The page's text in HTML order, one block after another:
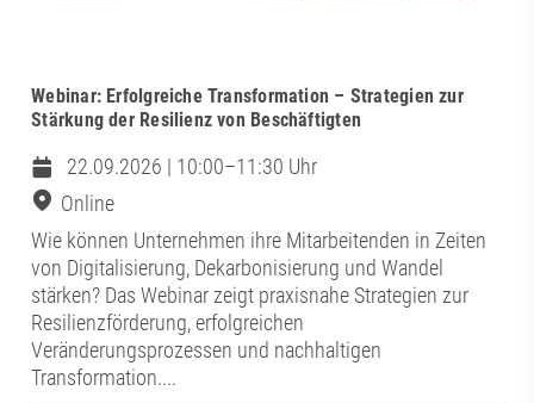
Webinar: Erfolgreiche Transformation – Strategien zur
Stärkung der Resilienz von Beschäftigten
22.09.2026 | 10:00–11:30 Uhr
Online
Wie können Unternehmen ihre Mitarbeitenden in Zeiten
von Digitalisierung, Dekarbonisierung und Wandel
stärken? Das Webinar zeigt praxisnahe Strategien zur
Resilienzförderung, erfolgreichen
Veränderungsprozessen und nachhaltigen
Transformation....